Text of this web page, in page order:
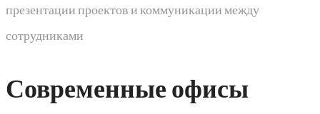
презентации проектов и коммуникации между
сотрудниками
Современные офисы​